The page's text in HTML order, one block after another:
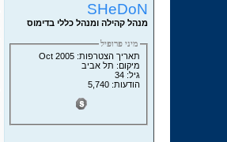
SHeDoN
מנהל קהילה ומנהל כללי בדימוס
מיני פרופיל
תאריך הצטרפות: Oct 2005
מיקום: תל אביב
גיל: 34
הודעות: 5,740